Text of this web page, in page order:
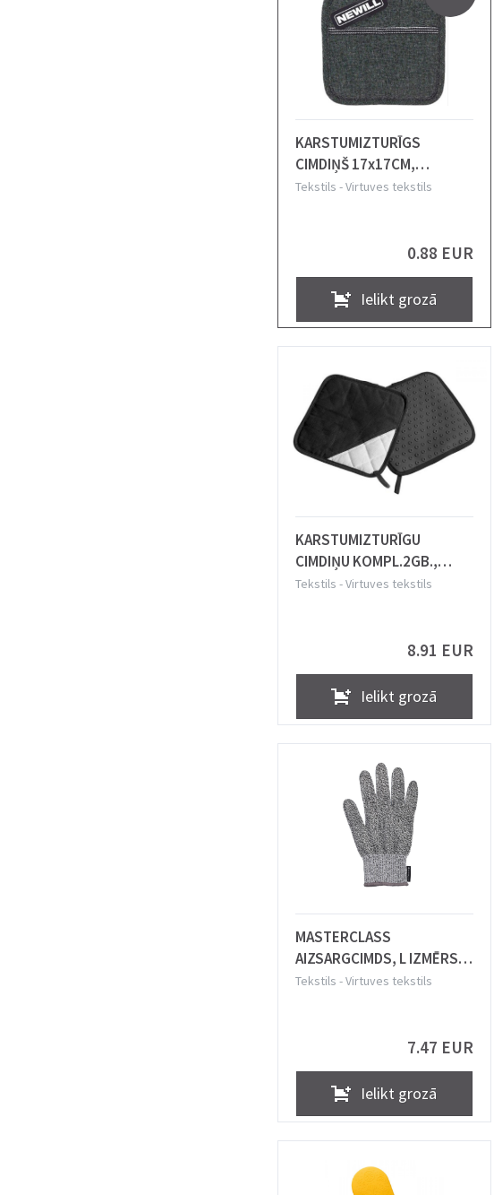
KARSTUMIZTURĪGS
CIMDIŅŠ 17x17CM,
T.PELĒKS, FILCS, NEWILL
Tekstils -Virtuves tekstils
0.88 EUR
Ielikt grozā
KARSTUMIZTURĪGU
CIMDIŅU KOMPL.2GB.,
MELNS,
Tekstils -Virtuves tekstils
8.91 EUR
Ielikt grozā
MASTERCLASS
AIZSARGCIMDS, L IZMĒRS,
UHMPE ŠĶIEDRAS,
Tekstils -Virtuves tekstils
7.47 EUR
Ielikt grozā